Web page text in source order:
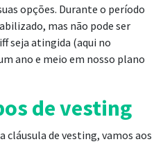
opções. Durante o período
mas não pode ser
seja atingida (aqui no
ano e meio em nosso plano
de vesting
cláusula de vesting, vamos aos